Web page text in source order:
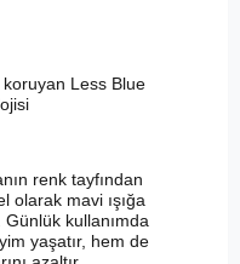
koruyan Less Blue
renk tayfından
olarak mavi ışığa
Günlük kullanımda
yaşatır, hem de